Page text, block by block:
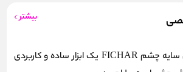
بیشتر
اپلیکاتور اسفنجی سایه چشم FICHAR یک ابزار ساده و کاربردی